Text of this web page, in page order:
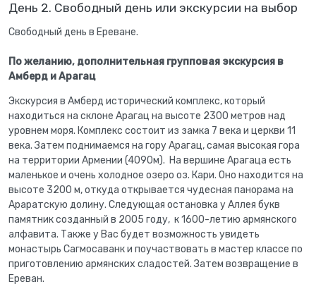
День 2. Свободный день или экскурсии на выбор
Свободный день в Ереване.
По желанию, дополнительная групповая экскурсия в
Амберд и Арагац
Экскурсия в Амберд исторический комплекс, который
находиться на склоне Арагац на высоте 2300 метров над
уровнем моря. Комплекс состоит из замка 7 века и церкви 11
века. Затем поднимаемся на гору Арагац, самая высокая гора
на территории Армении (4090м). На вершине Арагаца есть
маленькое и очень холодное озеро оз. Кари. Оно находится на
высоте 3200 м, откуда открывается чудесная панорама на
Араратскую долину. Следующая остановка у Аллея букв
памятник созданный в 2005 году, к 1600-летию армянского
алфавита. Также у Вас будет возможность увидеть
монастырь Сагмосаванк и поучаствовать в мастер классе по
приготовлению армянских сладостей. Затем возвращение в
Ереван.